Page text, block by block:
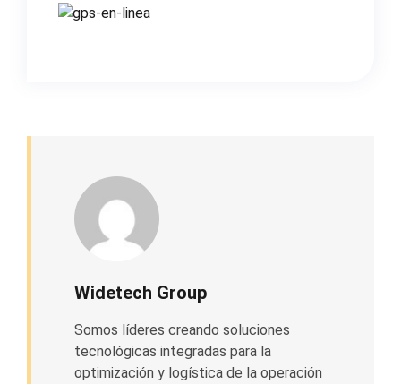
Widetech Group
Somos líderes creando soluciones
tecnológicas integradas para la
optimización y logística de la operación